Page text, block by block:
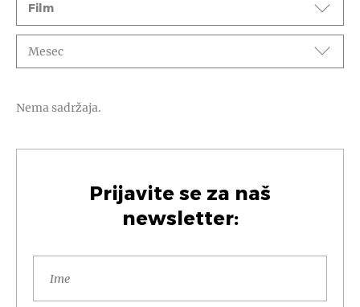
Događaji
Film
Mesec
Nema sadržaja.
Prijavite se za naš
newsletter: